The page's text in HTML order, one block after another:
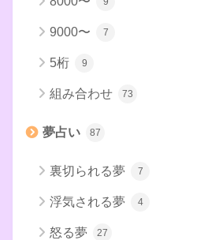
9000〜 7
5桁 9
組み合わせ 73
夢占い 87
裏切られる夢 7
浮気される夢 4
怒る夢 27